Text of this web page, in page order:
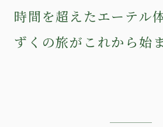
時間を超えたエーテル
ずくの旅がこれから始